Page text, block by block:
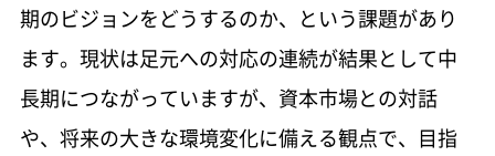
期のビジョンをどうするのか、という課題があり
ます。現状は足元への対応の連続が結果として中
長期につながっていますが、資本市場との対話
や、将来の大きな環境変化に備える観点で、目指
一括ダウンロード
ファクトブック（日本語版）
分割ダウンロード